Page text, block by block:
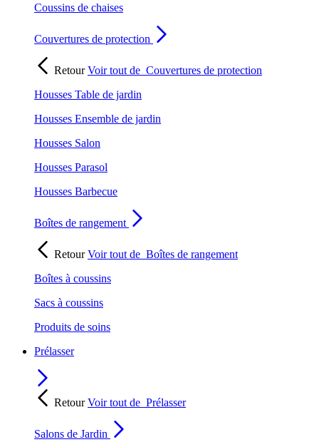
Coussins de chaises
Couvertures de protection
RetourVoir tout de Couvertures de protection
Housses Table de jardin
Housses Ensemble de jardin
Housses Salon
Housses Parasol
Housses Barbecue
Boîtes de rangement
RetourVoir tout de Boîtes de rangement
Boîtes à coussins
Sacs à coussins
Produits de soins
Prélasser
RetourVoir tout de Prélasser
Salons de Jardin